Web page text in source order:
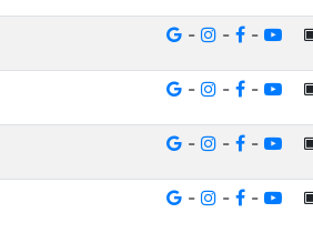
- - -
- - -
- - -
- - -